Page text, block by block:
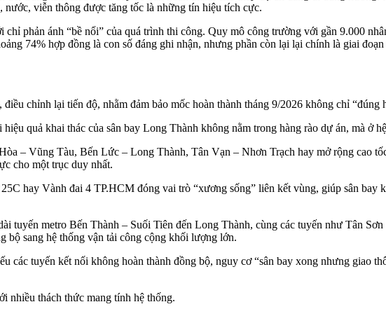
viễn thông được tăng tốc là những tín hiệu tích cực.
phản ánh “bề nổi” của quá trình thi công. Quy mô công trường với gần 9.000
74% hợp đồng là con số đáng ghi nhận, nhưng phần còn lại lại chính là giai
chỉnh lại tiến độ, nhằm đảm bảo mốc hoàn thành tháng 9/2026 không chỉ “đúng
quả khai thác của sân bay Long Thành không nằm trong hàng rào dự án, mà ở
– Vũng Tàu, Bến Lức – Long Thành, Tân Vạn – Nhơn Trạch hay mở rộng cao
cho một trục duy nhất.
hay Vành đai 4 TP.HCM đóng vai trò “xương sống” liên kết vùng, giúp sân
tuyến metro Bến Thành – Suối Tiên đến Long Thành, cùng các tuyến như Tân
bộ sang hệ thống vận tải công cộng khối lượng lớn.
các tuyến kết nối không hoàn thành đồng bộ, nguy cơ “sân bay xong nhưng giao
nhiều thách thức mang tính hệ thống.